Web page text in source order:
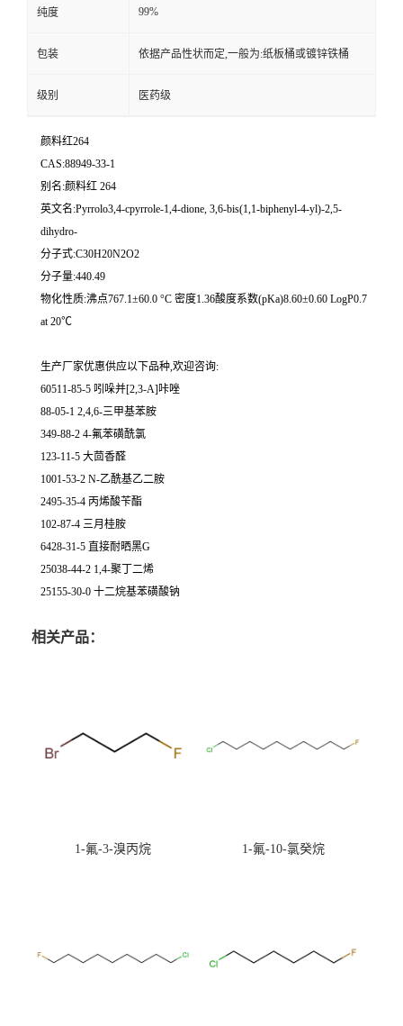
纯度 99%
包装 依据产品性状而定,一般为:纸板桶或镀锌铁桶
级别 医药级
颜料红264
CAS:88949-33-1
别名:颜料红 264
英文名:Pyrrolo3,4-cpyrrole-1,4-dione, 3,6-bis(1,1-biphenyl-4-yl)-2,5-
dihydro-
分子式:C30H20N2O2
分子量:440.49
物化性质:沸点767.1±60.0 °C 密度1.36酸度系数(pKa)8.60±0.60 LogP0.7
at 20℃
生产厂家优惠供应以下品种,欢迎咨询:
60511-85-5 吲哚并[2,3-A]咔唑
88-05-1 2,4,6-三甲基苯胺
349-88-2 4-氟苯磺酰氯
123-11-5 大茴香醛
1001-53-2 N-乙酰基乙二胺
2495-35-4 丙烯酸苄酯
102-87-4 三月桂胺
6428-31-5 直接耐晒黑G
25038-44-2 1,4-聚丁二烯
25155-30-0 十二烷基苯磺酸钠
相关产品：
1-氟-3-溴丙烷 1-氟-10-氯癸烷